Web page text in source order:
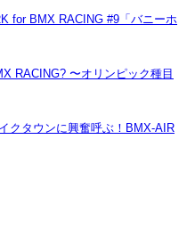
for BMX RACING #9「バニーホ
RACING? 〜オリンピック種目
クタウンに興奮呼ぶ！BMX-AIR